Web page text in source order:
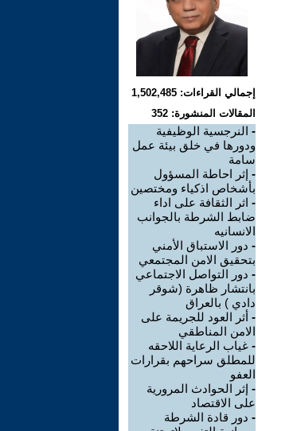
إجمالي القراءات: 1,502,485
المقالات المنشورة: 352
- النرجسية الوظيفية
ودورها في خلق بيئة عمل
سامة
- إثر احاطة المسؤول
بأشخاص اذكياء ومختصين
- اثر الثقافة على اداء
ضابط الشرطة بالجوانب
الانسانيه
- دور الاستباق الأمني
بتحقيق الامن المجتمعي
- دور التواصل الاجتماعي
بانتشار ظاهرة (شوقر
دادي ) بالعراق
- أثر العود للجريمة على
الامن المناطقي
- غياب الرعاية اللاحقه
للمطلق سراحهم بقرارات
العفو
- إثر الحوادث المرورية
على الاقتصاد
- دور قادة الشرطة